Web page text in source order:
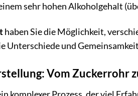
sehr hohen Alkoholgehalt
haben Sie die Möglichkeit,
Unterschiede und
Vom Zuckerrohr